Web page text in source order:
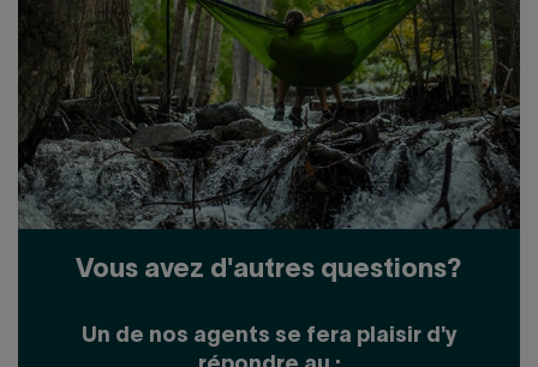
Vous avez d'autres questions?
Un de nos agents se fera plaisir d'y